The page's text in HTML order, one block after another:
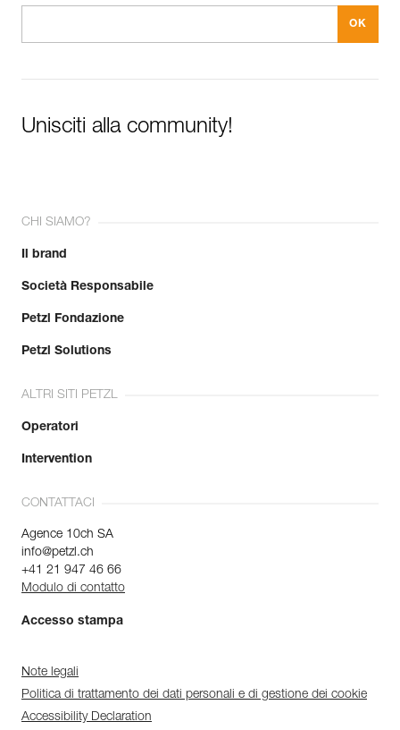
Unisciti alla community!
CHI SIAMO?
Il brand
Società Responsabile
Petzl Fondazione
Petzl Solutions
ALTRI SITI PETZL
Operatori
Intervention
CONTATTACI
Agence 10ch SA
info@petzl.ch
+41 21 947 46 66
Modulo di contatto
Accesso stampa
Note legali
Politica di trattamento dei dati personali e di gestione dei cookie
Accessibility Declaration